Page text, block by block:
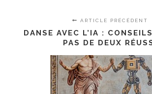
ARTICLE PRÉCÉDENT
DANSE AVEC L’IA :
PAS DE DEUX